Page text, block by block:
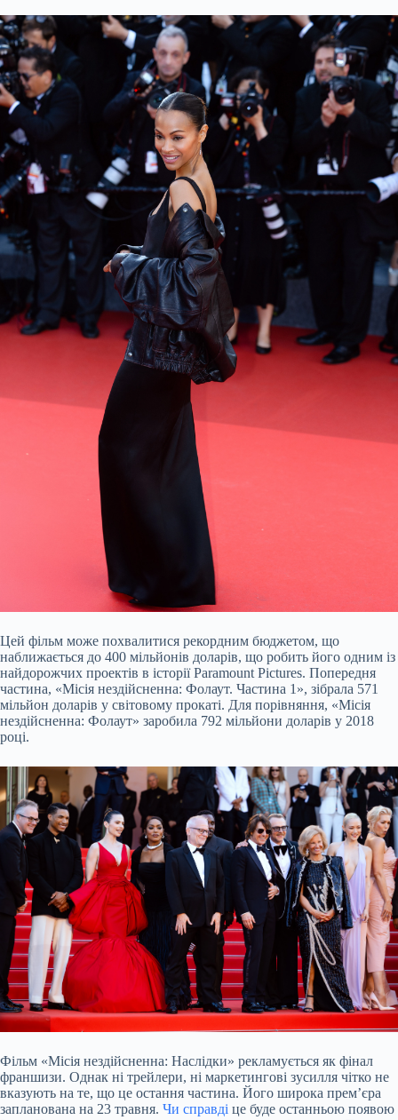
Цей фільм може похвалитися рекордним бюджетом, що
наближається до 400 мільйонів доларів, що робить його одним із
найдорожчих проектів в історії Paramount Pictures. Попередня
частина, «Місія нездійсненна: Фолаут. Частина 1», зібрала 571
мільйон доларів у світовому прокаті. Для порівняння, «Місія
нездійсненна: Фолаут» заробила 792 мільйони доларів у 2018
році.
Фільм «Місія нездійсненна: Наслідки» рекламується як фінал
франшизи. Однак ні трейлери, ні маркетингові зусилля чітко не
вказують на те, що це остання частина. Його широка прем’єра
запланована на 23 травня. Чи справді це буде останньою появою